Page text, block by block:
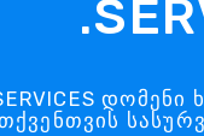
დომენი